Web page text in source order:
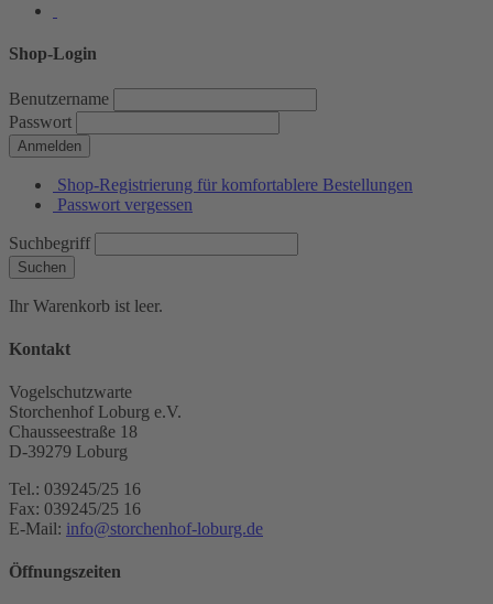
Shop-Login
Benutzername
Passwort
Anmelden
Shop-Registrierung für komfortablere Bestellungen
Passwort vergessen
Suchbegriff
Suchen
Ihr Warenkorb ist leer.
Kontakt
Vogelschutzwarte
Storchenhof Loburg e.V.
Chausseestraße 18
D-39279 Loburg
Tel.: 039245/25 16
Fax: 039245/25 16
E-Mail: info@storchenhof-loburg.de
Öffnungszeiten